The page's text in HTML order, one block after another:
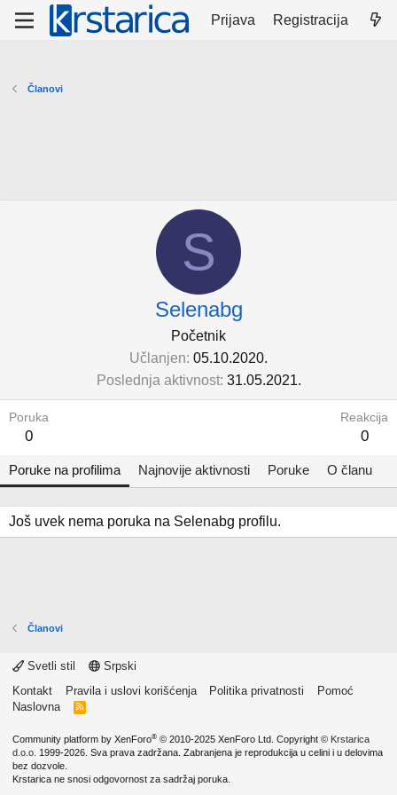
Prijava Registracija
Članovi
S
Selenabg
Početnik
Učlanjen 05.10.2020.
Poslednja aktivnost 31.05.2021.
Poruka
0
Reakcija
0
Poruke na profilima Najnovije aktivnosti Poruke O članu
Još uvek nema poruka na Selenabg profilu.
Članovi
Svetli stil
Srpski
Kontakt
Pravila i uslovi korišćenja Politika privatnosti
Pomoć
Naslovna
R
Community platform by XenForo® © 2010-2025 XenForo Ltd. Copyright © Krstarica
d.o.o. 1999-2026. Sva prava zadržana. Zabranjena je reprodukcija u celini i u delovima
bez dozvole.
Krstarica ne snosi odgovornost za sadržaj poruka.